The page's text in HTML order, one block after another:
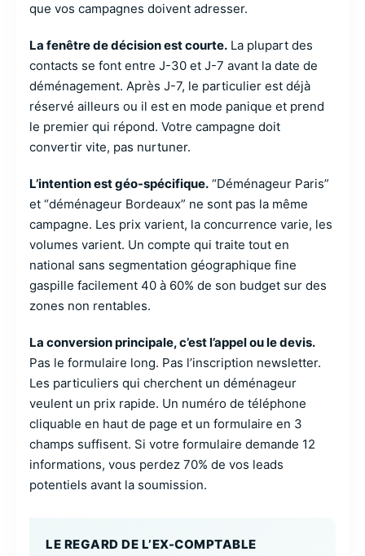
que vos campagnes doivent adresser.
La fenêtre de décision est courte. La plupart des
contacts se font entre J-30 et J-7 avant la date de
déménagement. Après J-7, le particulier est déjà
réservé ailleurs ou il est en mode panique et prend
le premier qui répond. Votre campagne doit
convertir vite, pas nurtuner.
L’intention est géo-spécifique. “Déménageur Paris”
et “déménageur Bordeaux” ne sont pas la même
campagne. Les prix varient, la concurrence varie, les
volumes varient. Un compte qui traite tout en
national sans segmentation géographique fine
gaspille facilement 40 à 60% de son budget sur des
zones non rentables.
La conversion principale, c’est l’appel ou le devis.
Pas le formulaire long. Pas l’inscription newsletter.
Les particuliers qui cherchent un déménageur
veulent un prix rapide. Un numéro de téléphone
cliquable en haut de page et un formulaire en 3
champs suffisent. Si votre formulaire demande 12
informations, vous perdez 70% de vos leads
potentiels avant la soumission.
LE REGARD DE L’EX-COMPTABLE